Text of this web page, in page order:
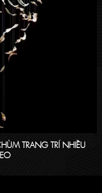
TRANG TRÍ NHIỀU